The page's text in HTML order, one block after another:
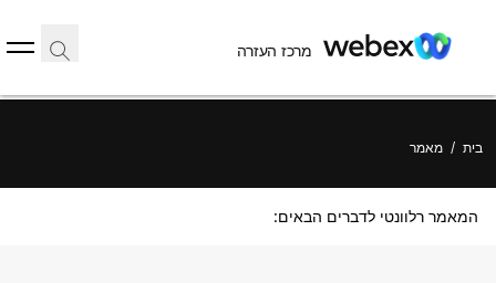
מרכז העזרה
בית / מאמר
המאמר רלוונטי לדברים הבאים: